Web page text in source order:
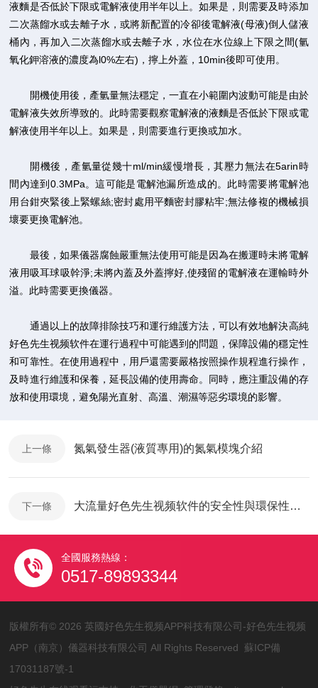
液麵是否低於下限或電解液使用半年以上。如果是，則需要及時添加
二次蒸餾水或去離子水，或將新配置的冷卻後電解液(母液)倒人儲液
桶內，再加入二次蒸餾水或去離子水，水位在水位線上下限之間(氫
氧化鉀溶液的濃度為l0%左右)，擰上外蓋，10min後即可使用。
開機使用後，產氫量無法穩定，一直在小範圍內波動可能是由於
電解液失效所導致的。此時需要觀察電解液的液麵是否低於下限或電
解液使用半年以上。如果是，則需要進行更換或加水。
開機後，產氫量從幾十ml/min緩慢增長，其壓力無法在5arin時
間內達到0.3MPa。這可能是電解池漏所造成的。此時需要將電解池
用台鉗夾緊後上緊螺絲;密封處用平麵密封膠粘牢;無法修複的機械損
壞要更換電解池。
最後，如果儀器腐蝕嚴重無法使用可能是因為在搬運時未將電解
液用吸耳球吸幹淨;未將內蓋及外蓋擰好,使殘留的電解液在運輸時外
溢。此時需要更換儀器。
通過以上的故障排除技巧和運行維護方法，可以有效地解決高純
好色先生视频软件在運行過程中可能遇到的問題，保障設備的穩定性
和可靠性。在使用過程中，用戶還需要嚴格按照操作規程進行操作，
及時進行維護和保養，延長設備的使用壽命。同時，應注重設備的存
放和使用環境，避免陽光直射、高溫、潮濕等惡劣環境的影響。
上一條 氮氣發生器(液質專用)的氮氣模塊介紹
下一條 大流量好色先生视频软件的安全性與環保性評估
全國服務熱線：
0517-89893344
版權所有© 2026 英國好色先生视频APP科技有限公司-好色先生视频
APP（南京）儀器科技有限公司 All Rights Reserved 蘇ICP備
17031187號-1